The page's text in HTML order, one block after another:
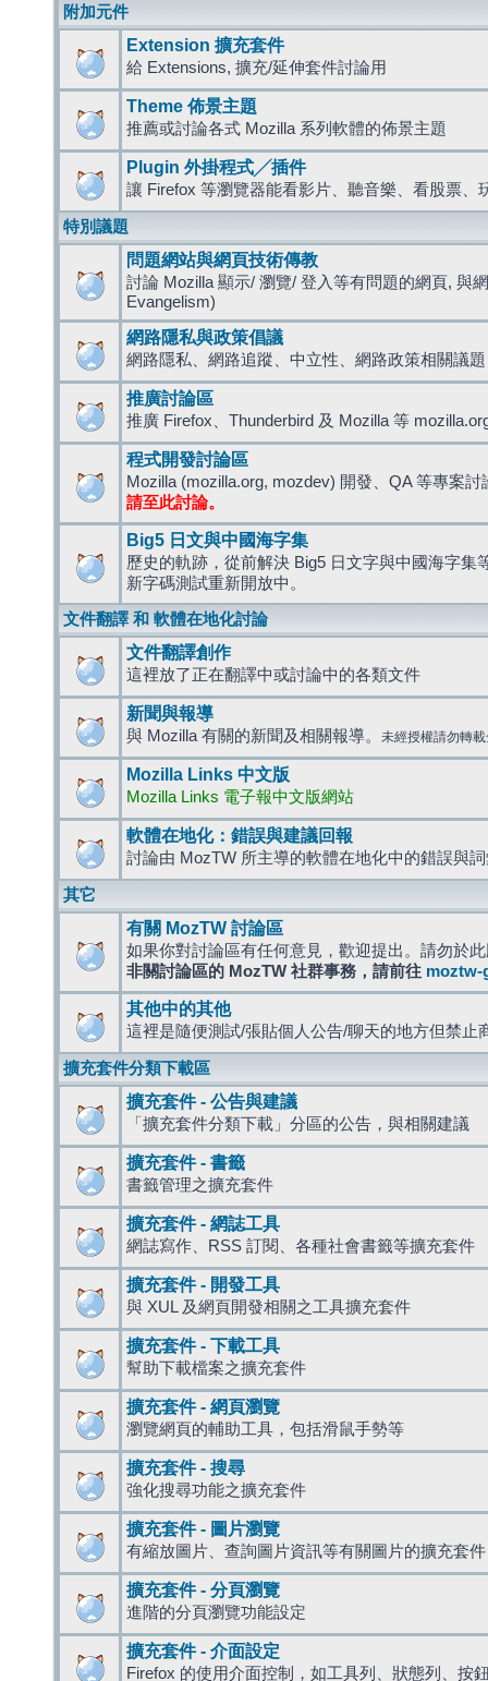
附加元件
Extension 擴充套件
給 Extensions, 擴充/延伸套件討論用
Theme 佈景主題
推薦或討論各式 Mozilla 系列軟體的佈景主題
Plugin 外掛程式╱插件
讓 Firefox 等瀏覽器能看影片、聽音樂、看股票、
特別議題
問題網站與網頁技術傳教
討論 Mozilla 顯示/ 瀏覽/ 登入等有問題的網頁, 與
Evangelism)
網路隱私與政策倡議
網路隱私、網路追蹤、中立性、網路政策相關議題
推廣討論區
推廣 Firefox、Thunderbird 及 Mozilla 等
程式開發討論區
Mozilla (mozilla.org, mozdev) 開發、QA 等專案討
請至此討論。
Big5 日文與中國海字集
歷史的軌跡，從前解決 Big5 日文字與中國海字集
新字碼測試重新開放中。
文件翻譯 和 軟體在地化討論
文件翻譯創作
這裡放了正在翻譯中或討論中的各類文件
新聞與報導
與 Mozilla 有關的新聞及相關報導。 未經授權請勿轉
Mozilla Links 中文版
Mozilla Links 電子報中文版網站
軟體在地化：錯誤與建議回報
討論由 MozTW 所主導的軟體在地化中的錯誤與
其它
有關 MozTW 討論區
如果你對討論區有任何意見，歡迎提出。請勿於
非關討論區的 MozTW 社群事務，請前往 moztw-
其他中的其他
這裡是隨便測試/張貼個人公告/聊天的地方但禁止
擴充套件分類下載區
擴充套件 - 公告與建議
「擴充套件分類下載」分區的公告，與相關建議
擴充套件 - 書籤
書籤管理之擴充套件
擴充套件 - 網誌工具
網誌寫作、RSS 訂閱、各種社會書籤等擴充套件
擴充套件 - 開發工具
與 XUL 及網頁開發相關之工具擴充套件
擴充套件 - 下載工具
幫助下載檔案之擴充套件
擴充套件 - 網頁瀏覽
瀏覽網頁的輔助工具，包括滑鼠手勢等
擴充套件 - 搜尋
強化搜尋功能之擴充套件
擴充套件 - 圖片瀏覽
有縮放圖片、查詢圖片資訊等有關圖片的擴充套件
擴充套件 - 分頁瀏覽
進階的分頁瀏覽功能設定
擴充套件 - 介面設定
Firefox 的使用介面控制，如工具列、狀態列、按